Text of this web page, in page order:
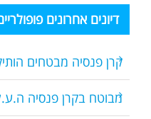
דיונים אחרונים
קרן פנסיה מבטחים
מבוטח בקרן פנסיה